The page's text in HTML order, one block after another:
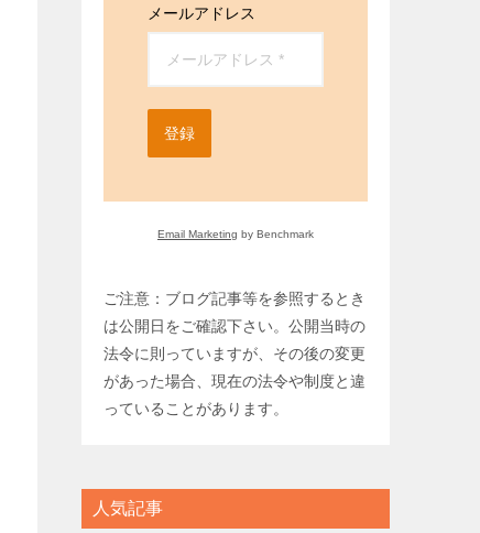
メールアドレス
登録
Email Marketing by Benchmark
ご注意：ブログ記事等を参照するとき
は公開日をご確認下さい。公開当時の
法令に則っていますが、その後の変更
があった場合、現在の法令や制度と違
っていることがあります。
人気記事